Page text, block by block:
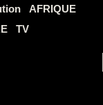
AFRIQUE
TV